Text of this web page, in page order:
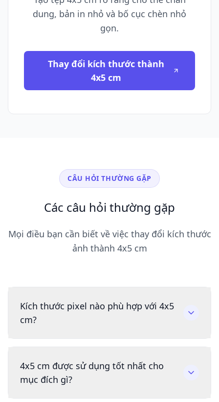
dung, bản in nhỏ và bố cục chèn nhỏ
gọn.
Thay đổi kích thước thành
4x5 cm
CÂU HỎI THƯỜNG GẶP
Các câu hỏi thường gặp
Mọi điều bạn cần biết về việc thay đổi kích thước
ảnh thành 4x5 cm
Kích thước pixel nào phù hợp với 4x5
cm?
4x5 cm được sử dụng tốt nhất cho
mục đích gì?